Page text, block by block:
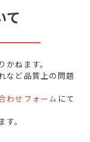
て
ねます。
など品質上の問題
わせフォーム にて
。